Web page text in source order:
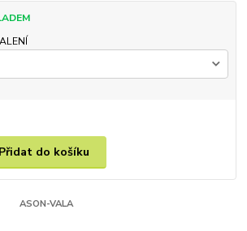
Přidat do košíku
ASON-VALA